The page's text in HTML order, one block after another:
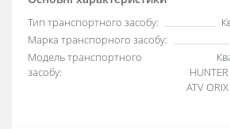
Тип транспортного засобу:
Марка транспорного засобу:
Модель транспортного
засобу:
ATV